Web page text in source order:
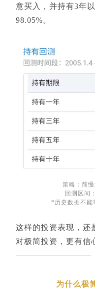
意买入，并持有3年
98.05%。
策略：简
回测区间
*历史数据不能
这样的投资表现，还
对极简投资，更有信
为什么极